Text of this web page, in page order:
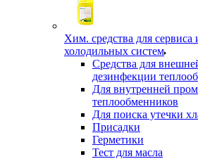
Хим. средства для сервиса
холодильных систем
Средства для
дезинфекции
Для внутренней
теплообменников
Для поиска утечки
Присадки
Герметики
Тест для масла